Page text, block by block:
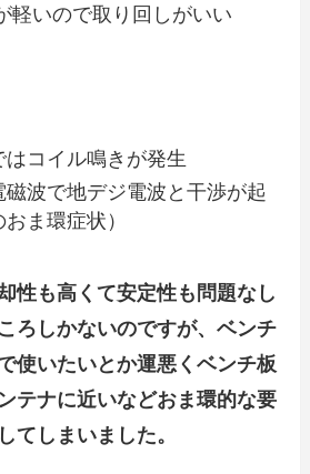
軽いので取り回しがいい
コイル鳴きが発生
磁波で地デジ電波と干渉が起
ま環症状）
性も高くて安定性も問題なし
ろしかないのですが、ベンチ
使いたいとか運悪くベンチ板
テナに近いなどおま環的な要
てしまいました。